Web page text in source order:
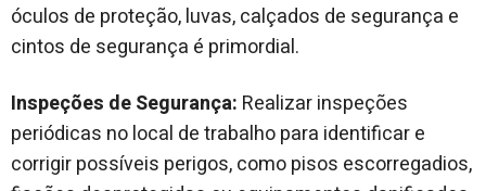
óculos de proteção, luvas, calçados de segurança e
cintos de segurança é primordial.
Inspeções de Segurança: Realizar inspeções
periódicas no local de trabalho para identificar e
corrigir possíveis perigos, como pisos escorregadios,